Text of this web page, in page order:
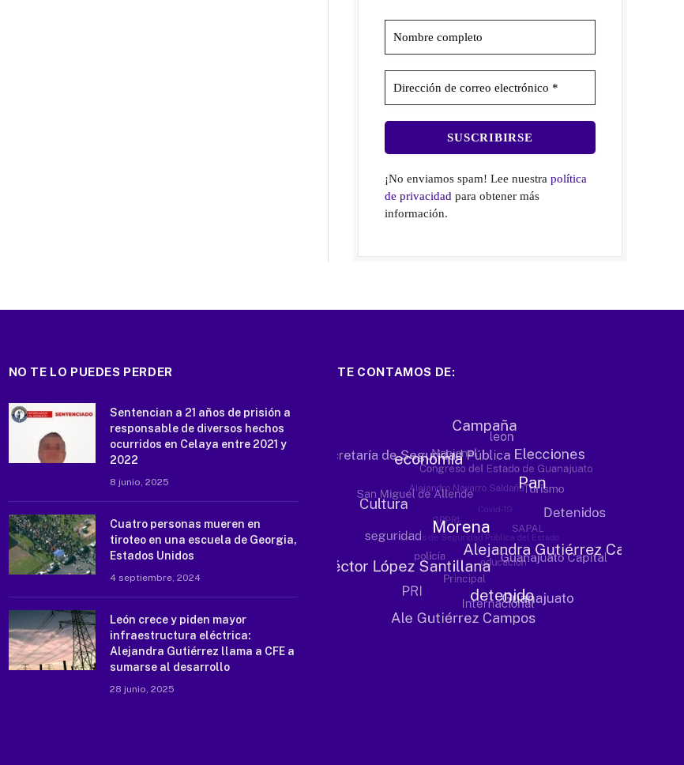
¡No enviamos spam! Lee nuestrapolítica
de privacidad para obtener más
información.
NO TE LO PUEDES PERDER
Sentencian a 21 años de prisión a
responsable de diversos hechos
ocurridos en Celaya entre 2021 y
2022
8 junio, 2025
Cuatro personas mueren en
tiroteo en una escuela de Georgia,
Estados Unidos
4 septiembre, 2024
León crece y piden mayor
infraestructura eléctrica:
Alejandra Gutiérrez llama a CFE a
sumarse al desarrollo
28 junio, 2025
TE CONTAMOS DE: